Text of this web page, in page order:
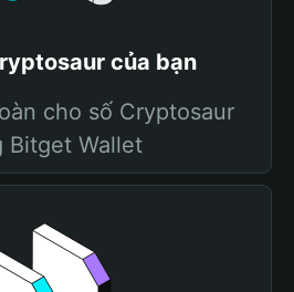
của bạn
cho số Cryptosaur
Bitget Wallet